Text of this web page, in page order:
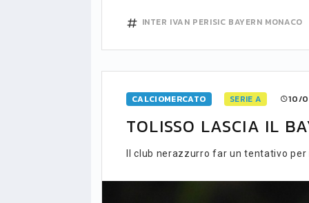
INTER IVAN PERISIC BAYERN MONACO
CALCIOMERCATO SERIE A 10/
TOLISSO LASCIA IL
Il club nerazzurro far un tentativo